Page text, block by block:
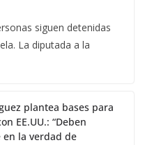
siguen detenidas
La diputada a la
plantea bases para
EE.UU.: “Deben
en la verdad de